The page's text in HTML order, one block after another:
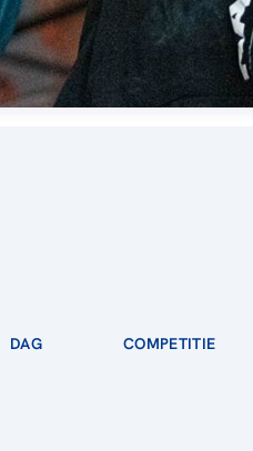
DAG COMPETITIE